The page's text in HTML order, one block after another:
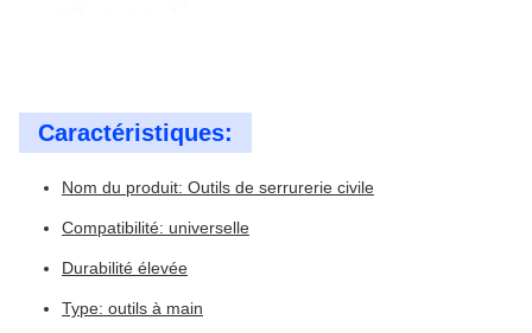
Caractéristiques:
Nom du produit: Outils de serrurerie civile
Compatibilité: universelle
Durabilité élevée
Type: outils à main